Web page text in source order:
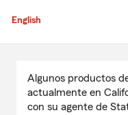
English
contenido
principal
Algunos productos
actualmente en
con su agente de